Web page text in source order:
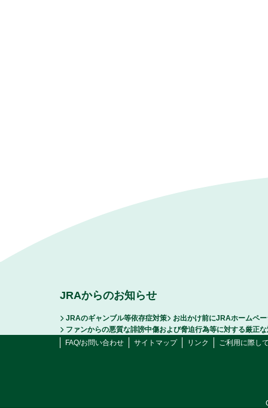
JRAからのお知らせ
JRAのギャンブル等依存症対策
お出かけ前にJRAホームペ
ファンからの悪質な誹謗中傷および脅迫行為等に対する厳正
FAQ/お問い合わせ
サイトマップ リンク ご利用に際し